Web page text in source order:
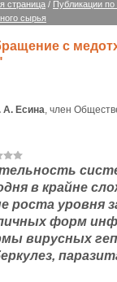
страница / Публикации
сырья
с
А. Есина, член
в крайне
роста уровня
форм
вирусных